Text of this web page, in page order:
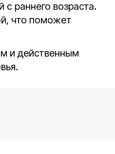
с раннего возраста.
что поможет
и действенным